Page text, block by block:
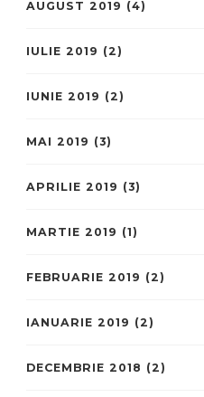
AUGUST 2019 (4)
IULIE 2019 (2)
IUNIE 2019 (2)
MAI 2019 (3)
APRILIE 2019 (3)
MARTIE 2019 (1)
FEBRUARIE 2019 (2)
IANUARIE 2019 (2)
DECEMBRIE 2018 (2)